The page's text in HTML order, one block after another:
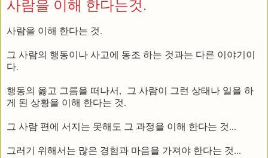
사람을 이해 한다는것.
사람을 이해 한다는 것.
그 사람의 행동이나 사고에 동조 하는 것과는 다른 이야기이
다.
행동의 옳고 그름을 떠나서, 그 사람이 그런 상태나 일을 하
게 된 상황을 이해 한다는 것.
그 사람 편에 서지는 못해도 그 과정을 이해 한다는 것...
그러기 위해서는 많은 경험과 마음을 가져야 한다는 것...